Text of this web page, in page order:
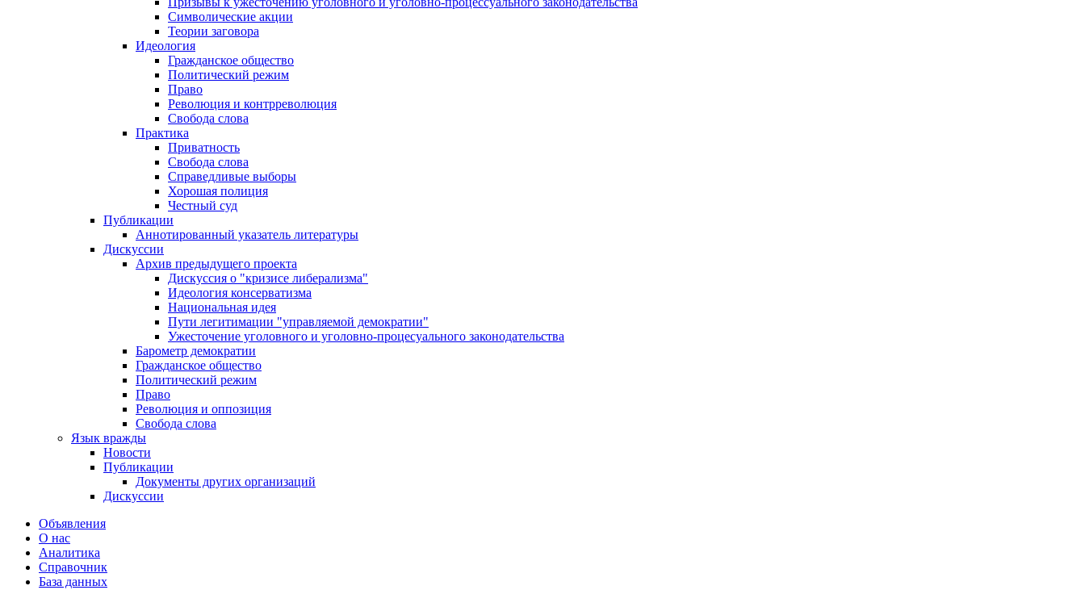
Символические акции
Теории заговора
Идеология
Гражданское общество
Политический режим
Право
Революция и контрреволюция
Свобода слова
Практика
Приватность
Свобода слова
Справедливые выборы
Хорошая полиция
Честный суд
Публикации
Аннотированный указатель литературы
Дискуссии
Архив предыдущего проекта
Дискуссия о "кризисе либерализма"
Идеология консерватизма
Национальная идея
Пути легитимации "управляемой демократии"
Ужесточение уголовного и уголовно-процесуального законодательства
Барометр демократии
Гражданское общество
Политический режим
Право
Революция и оппозиция
Свобода слова
Язык вражды
Новости
Публикации
Документы других организаций
Дискуссии
Объявления
О нас
Аналитика
Справочник
База данных